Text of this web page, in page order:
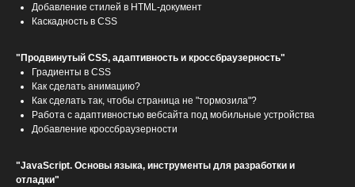
Добавление стилей в HTML-документ
Каскадность в CSS
"Продвинутый CSS, адаптивность и кроссбраузерность"
Градиенты в CSS
Как сделать анимацию?
Как сделать так, чтобы страница не "тормозила"?
Работа с адаптивностью вебсайта под мобильные устройства
Добавление кроссбраузерности
"JavaScript. Основы языка, инструменты для разработки и
отладки"